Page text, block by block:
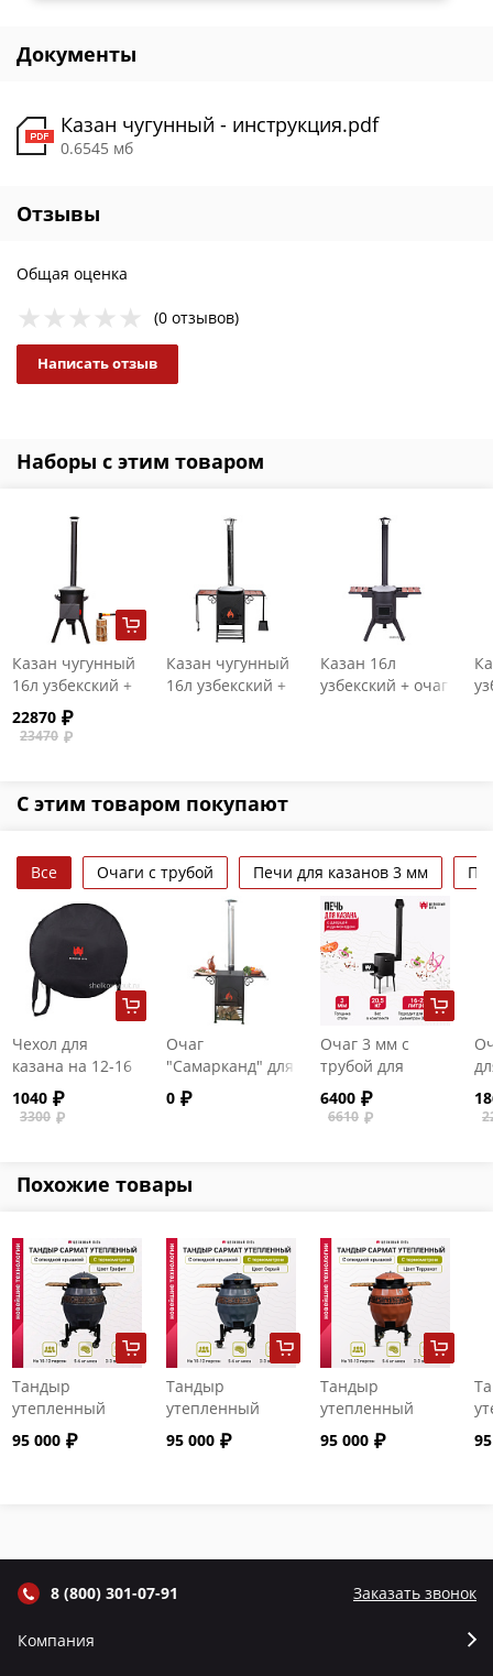
Документы
Казан чугунный - инструкция.pdf
0.6545 мб
Отзывы
Общая оценка
(0 отзывов)
Написать отзыв
Наборы с этим товаром
Казан чугунный
16л узбекский +
очаг "Премиум
"Берель"
22870
23470
Казан чугунный
16л узбекский +
Казан 16л
узбекский + очаг
С этим товаром покупают
Все Очаги с трубой Печи для казанов 3 мм
Чехол для
казана на 12-16
литров
1040
3300
Очаг
"Самарканд" для
казанов на 16-17
литров
0
Очаг 3 мм с
трубой для
казанов на 16-20
литров
6400
6610
Похожие товары
Тандыр
утепленный
"Сармат" с
откидной
95 000
Тандыр
утепленный
"Сармат" с
откидной
95 000
Тандыр
утепленный
"Сармат" с
откидной
95 000
8 (800) 301-07-91 Заказать звонок
Компания